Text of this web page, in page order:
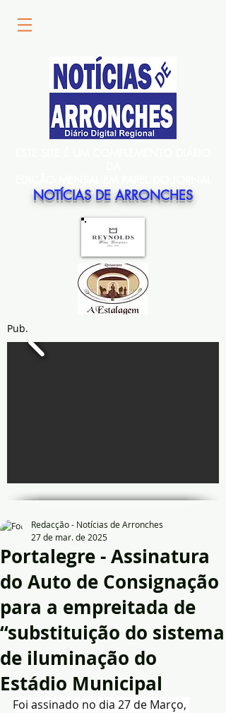
NOTÍCIAS DE ARRONCHES
Pub.
Portalegre - Assinatura
do Auto de Consignação
para a empreitada de
“substituição do sistema
de iluminação do
Estádio Municipal
Redacção - Notícias de Arronches
27 de mar. de 2025
Foi assinado no dia 27 de Março,